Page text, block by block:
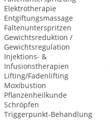
Elektrotherapie
Entgiftungsmassage
Faltenunterspritzen
Gewichtsreduktion /
Gewichtsregulation
Injektions- &
Infusionstherapien
Lifting/Fadenlifting
Moxibustion
Pflanzenheilkunde
Schröpfen
Triggerpunkt-Behandlung